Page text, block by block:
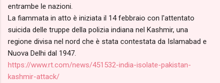
entrambe le nazioni.
La fiammata in atto è iniziata il 14 febbraio con l'attentato
suicida delle truppe della polizia indiana nel Kashmir, una
regione divisa nel nord che è stata contestata da Islamabad e
Nuova Delhi dal 1947.
https://www.rt.com/news/451532-india-isolate-pakistan-
kashmir-attack/